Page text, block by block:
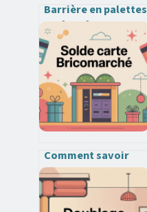
Barrière en palettes
: idées, étapes et
conseils pour un
résultat durable
Comment savoir
combien vous avez
sur votre carte
bricomarché